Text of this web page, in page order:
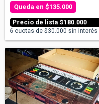
$180.000
$135.000
6 cuotas de $30.000 sin interés